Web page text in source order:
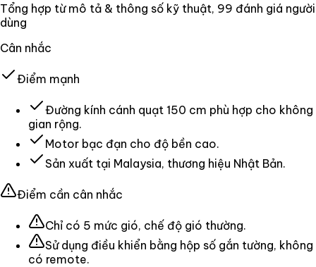
Tổng hợp từ mô tả & thông số kỹ thuật, 99 đánh giá người
dùng
Cân nhắc
Điểm mạnh
Đường kính cánh quạt 150 cm phù hợp cho không
gian rộng.
Motor bạc đạn cho độ bền cao.
Sản xuất tại Malaysia, thương hiệu Nhật Bản.
Điểm cần cân nhắc
Chỉ có 5 mức gió, chế độ gió thường.
Sử dụng điều khiển bằng hộp số gắn tường, không
có remote.